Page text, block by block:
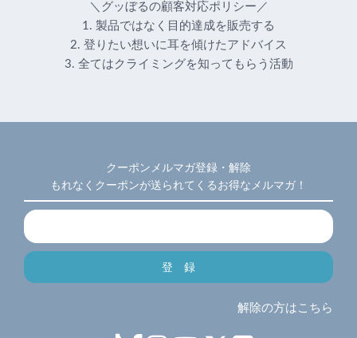
＼グッぼるの顧客対応ポリシー／
1. 製品ではなく目的達成を販売する
2. 登りたい想いに耳を傾けたアドバイス
3. 全てはクライミングを知ってもらう活動
クーポンメルマガ登録・解除
もれなくクーポンが送られてくるお得なメルマガ！
解除の方はこちら